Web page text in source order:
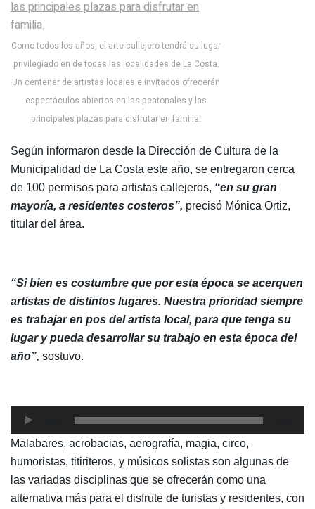
Como todos los años, el arte callejero tendrá su lugar
privilegiado en de todas las localidades de La Costa.
Un centenar de artistas locales e invitados ofrecerán
espectáculos abiertos en las peatonales y las
principales plazas para disfrutar en familia.
Según informaron desde la Dirección de Cultura de la
Municipalidad de La Costa este año, se entregaron cerca
de 100 permisos para artistas callejeros, “en su gran
mayoría, a residentes costeros”, precisó Mónica Ortiz,
titular del área.
“Si bien es costumbre que por esta época se acerquen
artistas de distintos lugares. Nuestra prioridad siempre
es trabajar en pos del artista local, para que tenga su
lugar y pueda desarrollar su trabajo en esta época del
año”, sostuvo.
Reproductor
de
audio
Malabares, acrobacias, aerografía, magia, circo,
humoristas, titiriteros, y músicos solistas son algunas de
las variadas disciplinas que se ofrecerán como una
alternativa más para el disfrute de turistas y residentes, con